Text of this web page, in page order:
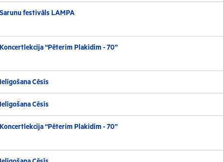
Sarunu festivāls LAMPA
Koncertlekcija “Pēterim Plakidim - 70”
Ielīgošana Cēsīs
Ielīgošana Cēsīs
Koncertlekcija “Pēterim Plakidim - 70”